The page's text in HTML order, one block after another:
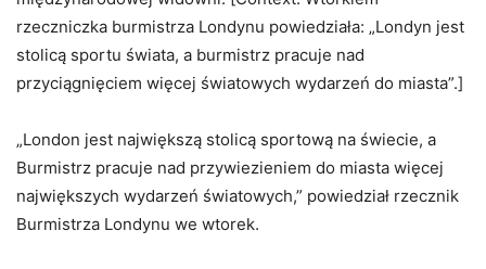
rzeczniczka burmistrza Londynu powiedziała: „Londyn jest
stolicą sportu świata, a burmistrz pracuje nad
przyciągnięciem więcej światowych wydarzeń do miasta”.]
„London jest największą stolicą sportową na świecie, a
Burmistrz pracuje nad przywiezieniem do miasta więcej
największych wydarzeń światowych,” powiedział rzecznik
Burmistrza Londynu we wtorek.